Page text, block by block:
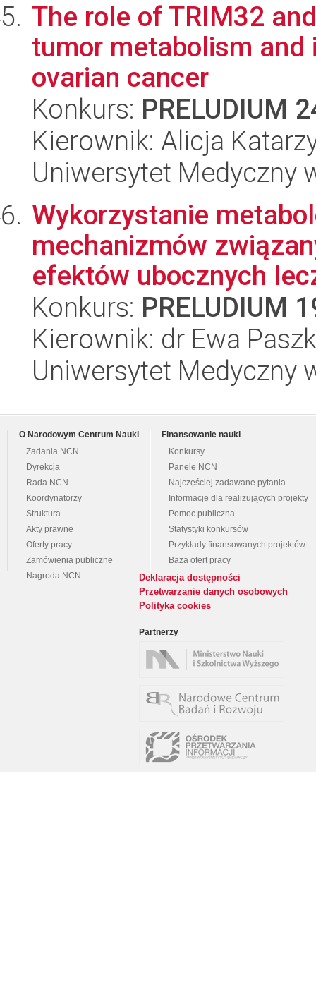
The role of TRIM32
tumor metabolism and
ovarian cancer
Konkurs: PRELUDIUM
Kierownik: Alicja
Uniwersytet Medyczny
Wykorzystanie
mechanizmów
efektów ubocznych
Konkurs: PRELUDIUM
Kierownik: dr Ewa
Uniwersytet Medyczny
O Narodowym Centrum Nauki
Zadania NCN
Dyrekcja
Rada NCN
Koordynatorzy
Struktura
Akty prawne
Oferty pracy
Zamówienia publiczne
Nagroda NCN
Finansowanie nauki
Konkursy
Panele NCN
Najczęściej zadawane pytania
Informacje dla realizujących projekty
Pomoc publiczna
Statystyki konkursów
Przykłady finansowanych projektów
Baza ofert pracy
Deklaracja dostępności
Przetwarzanie danych osobowych
Polityka cookies
Partnerzy